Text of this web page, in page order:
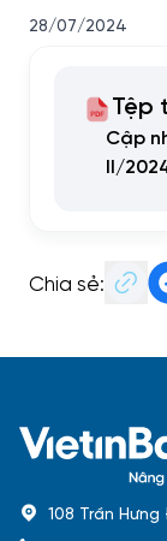
28/07/2024
Tệp
Cập
II/
Chia sẻ:
108 Trần